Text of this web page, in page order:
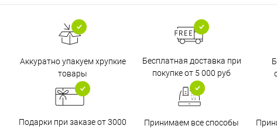
Аккуратно упакуем хрупкие
товары
Бесплатная доставка при
покупке от 5 000 руб
Подарки при заказе от 3000
Принимаем все способы